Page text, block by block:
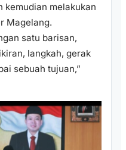
kemudian melakukan
Magelang.
satu barisan,
langkah, gerak
sebuah tujuan,”